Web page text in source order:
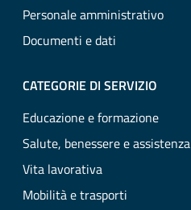
Personale amministrativo
Documenti e dati
CATEGORIE DI SERVIZIO
Educazione e formazione
Salute, benessere e assistenza
Vita lavorativa
Mobilità e trasporti